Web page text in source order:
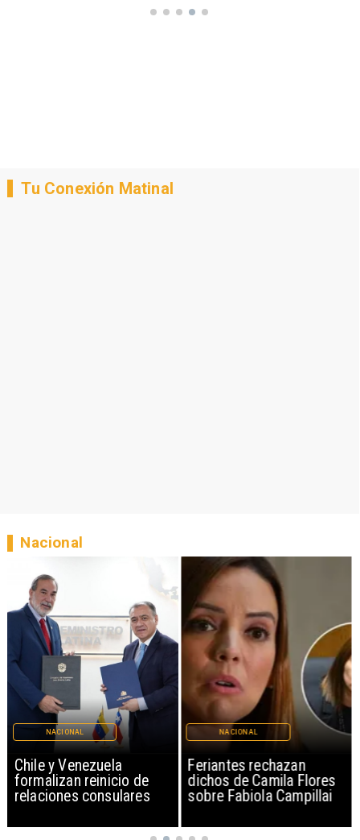
Tu Conexión Matinal
Chile y Venezuela
formalizan reinicio de
relaciones consulares
NACIONAL
Feriantes rechazan
dichos de Camila Flores
sobre Fabiola Campillai
NACIONAL
Nacional